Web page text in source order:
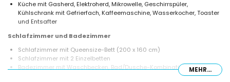
Küche mit Gasherd, Elektroherd, Mikrowelle, Geschirrspüler,
Kühlschrank mit Gefrierfach, Kaffeemaschine, Wasserkocher, Toaster
und Entsafter
Schlafzimmer und Badezimmer
Schlafzimmer mit Queensize-Bett (200 x 160 cm)
Schlafzimmer mit 2 Einzelbetten
Badezimmer mit Waschbecken, Bad/Dusche-Kombination und WC
MEHR...